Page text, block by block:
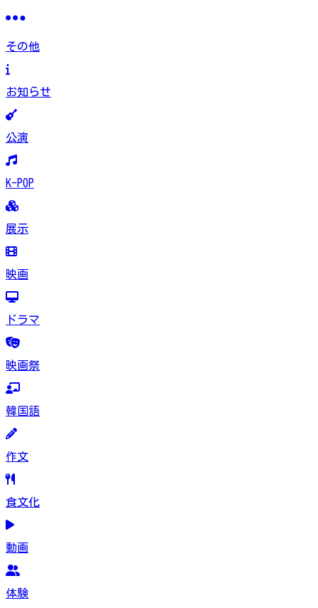
その他
お知らせ
公演
K-POP
展示
映画
ドラマ
映画祭
韓国語
作文
食文化
動画
体験